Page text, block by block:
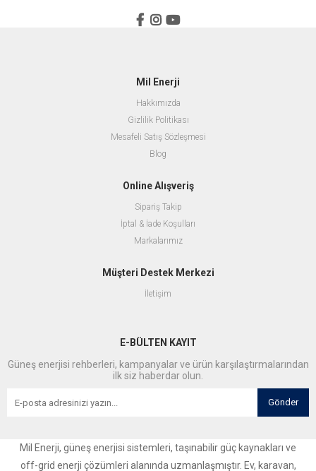
Mil Enerji
Hakkımızda
Gizlilik Politikası
Mesafeli Satış Sözleşmesi
Blog
Online Alışveriş
Sipariş Takip
İptal & İade Koşulları
Markalarımız
Müşteri Destek Merkezi
İletişim
E-BÜLTEN KAYIT
Güneş enerjisi rehberleri, kampanyalar ve ürün karşılaştırmalarından
ilk siz haberdar olun.
Gönder
Mil Enerji, güneş enerjisi sistemleri, taşınabilir güç kaynakları ve
off-grid enerji çözümleri alanında uzmanlaşmıştır. Ev, karavan,